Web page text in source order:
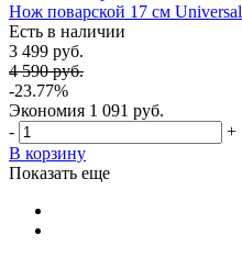
Нож поварской 17 см Universal
Есть в наличии
3 499 руб.
4 590 руб.
-23.77%
Экономия 1 091 руб.
-
+
В корзину
Показать еще